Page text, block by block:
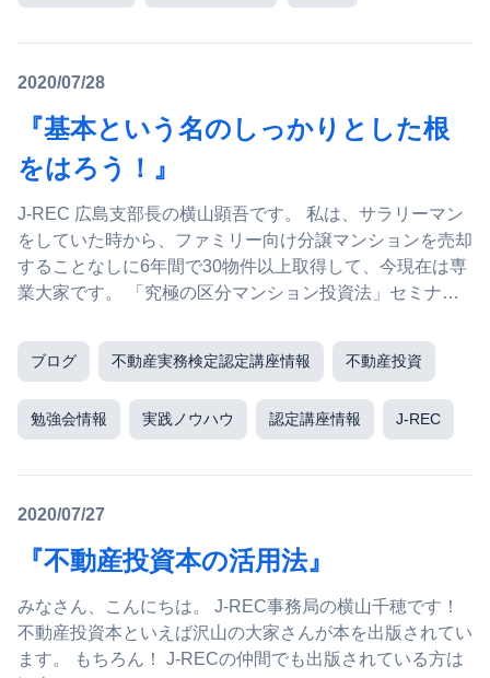
2020/07/28
『基本という名のしっかりとした根
をはろう！』
J-REC 広島支部長の横山顕吾です。 私は、サラリーマン
をしていた時から、ファミリー向け分譲マンションを売却
することなしに6年間で30物件以上取得して、今現在は専
業大家です。 「究極の区分マンション投資法」セミナー
ブログ 不動産実務検定認定講座情報 不動産投資
勉強会情報 実践ノウハウ 認定講座情報 J-REC
2020/07/27
『不動産投資本の活用法』
みなさん、こんにちは。 J-REC事務局の横山千穂です！
不動産投資本といえば沢山の大家さんが本を出版されてい
ます。 もちろん！ J-RECの仲間でも出版されている方は